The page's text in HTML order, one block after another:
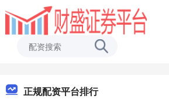
正规配资平台排行